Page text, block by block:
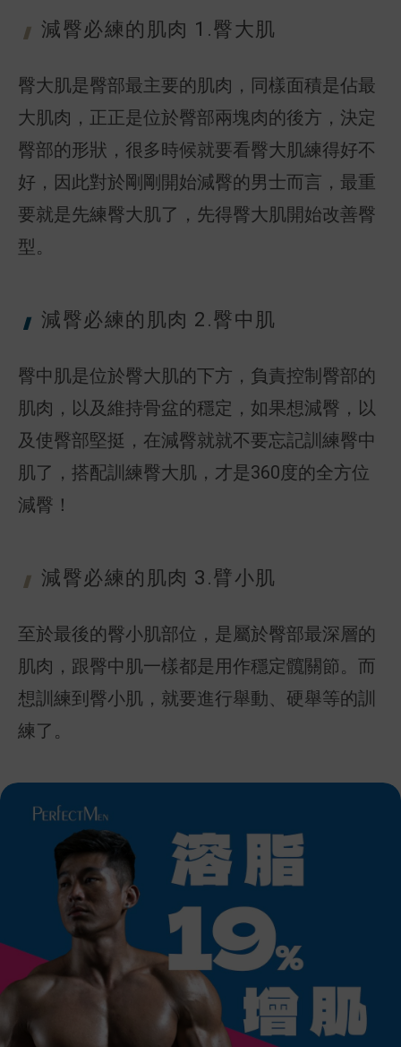
減臀必練的肌肉 1.臀大肌
臀大肌是臀部最主要的肌肉，同樣面積是佔最
大肌肉，正正是位於臀部兩塊肉的後方，決定
臀部的形狀，很多時候就要看臀大肌練得好不
好，因此對於剛剛開始減臀的男士而言，最重
要就是先練臀大肌了，先得臀大肌開始改善臀
型。
減臀必練的肌肉 2.臀中肌
臀中肌是位於臀大肌的下方，負責控制臀部的
肌肉，以及維持骨盆的穩定，如果想減臀，以
及使臀部堅挺，在減臀就就不要忘記訓練臀中
肌了，搭配訓練臀大肌，才是360度的全方位
減臀！
減臀必練的肌肉 3.臂小肌
至於最後的臀小肌部位，是屬於臀部最深層的
肌肉，跟臀中肌一樣都是用作穩定髖關節。而
想訓練到臀小肌，就要進行舉動、硬舉等的訓
練了。